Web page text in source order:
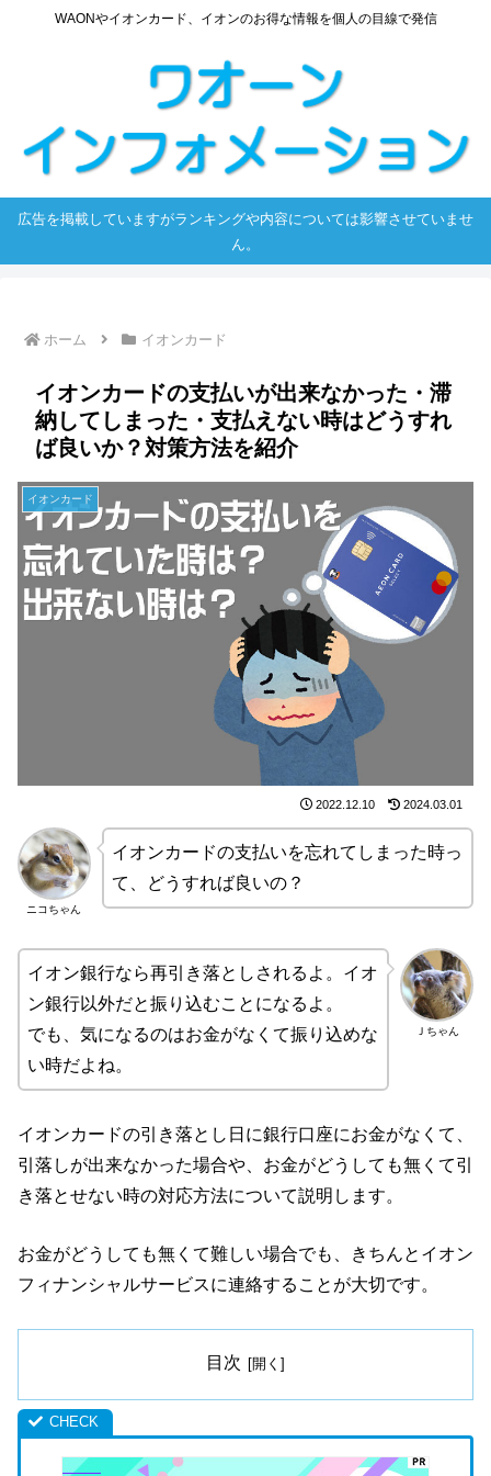
WAONやイオンカード、イオンのお得な情報を個人の目線で発信
広告を掲載していますがランキングや内容については影響させていませ
ん。
ホーム イオンカード
イオンカードの支払いが出来なかった・滞
納してしまった・支払えない時はどうすれ
ば良いか？対策方法を紹介
イオンカード
2022.12.10 2024.03.01
ニコちゃん
イオンカードの支払いを忘れてしまった時っ
て、どうすれば良いの？
Ｊちゃん
イオン銀行なら再引き落としされるよ。イオ
ン銀行以外だと振り込むことになるよ。
でも、気になるのはお金がなくて振り込めな
い時だよね。
イオンカードの引き落とし日に銀行口座にお金がなくて、
引落しが出来なかった場合や、お金がどうしても無くて引
き落とせない時の対応方法について説明します。
お金がどうしても無くて難しい場合でも、きちんとイオン
フィナンシャルサービスに連絡することが大切です。
目次